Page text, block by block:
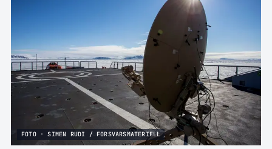
FOTO · SIMEN RUDI / FORSVARSMATERIELL